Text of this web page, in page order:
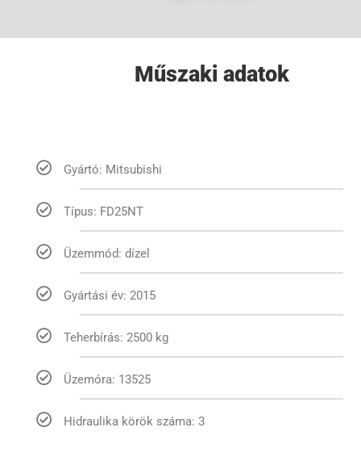
Műszaki adatok
Gyártó: Mitsubishi
Típus: FD25NT
Üzemmód: dízel
Gyártási év: 2015
Teherbírás: 2500 kg
Üzemóra: 13525
Hidraulika körök száma: 3